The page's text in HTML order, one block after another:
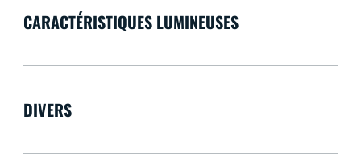
CARACTÉRISTIQUES LUMINEUSES
DIVERS